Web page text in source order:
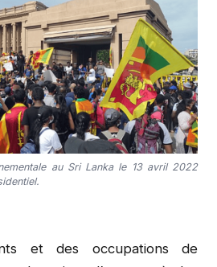
au Sri Lanka le 13 avril 2022
et des occupations de